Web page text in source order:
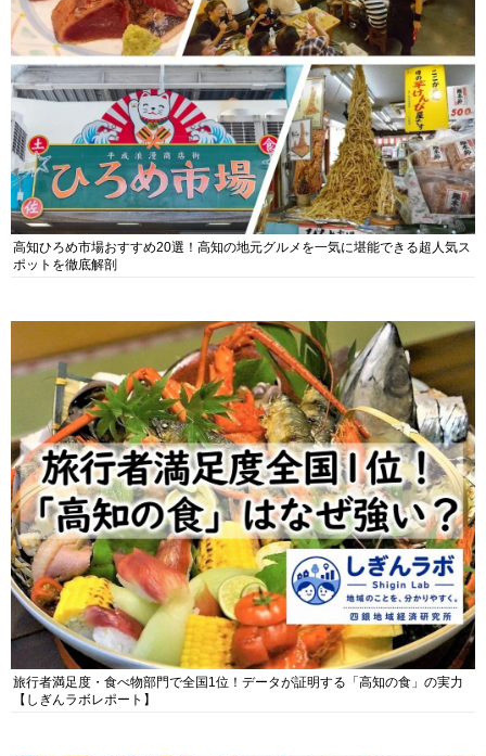
高知ひろめ市場おすすめ20選！高知の地元グルメを一気に堪能できる超人気ス
ポットを徹底解剖
旅行者満足度・食べ物部門で全国1位！データが証明する「高知の食」の実力
【しぎんラボレポート】